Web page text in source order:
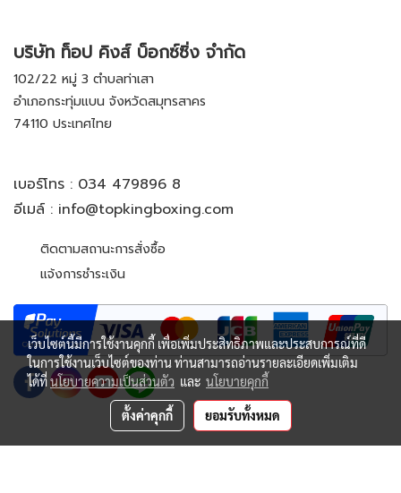
บริษัท ท็อป คิงส์ บ็อกซ์ซิ่ง จำกัด
102/22 หมู่ 3 ตำบลท่าเสา
อำเภอกระทุ่มแบน จังหวัดสมุทรสาคร
74110 ประเทศไทย
เบอร์โทร : 034 479896 8
อีเมล์ : info@topkingboxing.com
ติดตามสถานะการสั่งซื้อ
แจ้งการชำระเงิน
เว็บไซต์นี้มีการใช้งานคุกกี้ เพื่อเพิ่มประสิทธิภาพและประสบการณ์ที่ดี
ในการใช้งานเว็บไซต์ของท่าน ท่านสามารถอ่านรายละเอียดเพิ่มเติม
ได้ที่นโยบายความเป็นส่วนตัว และ นโยบายคุกกี้
ตั้งค่าคุกกี้ ยอมรับทั้งหมด